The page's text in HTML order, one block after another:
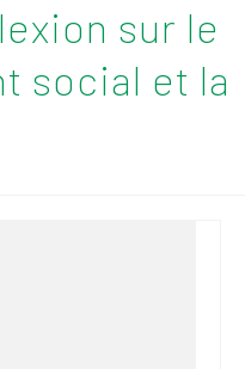
Résultat des
sur le
social et la